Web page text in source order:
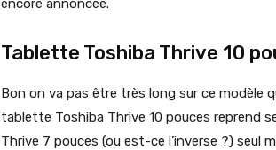
encore annoncée.
Tablette Toshiba Thrive 10
Bon on va pas être très long sur ce modèle
tablette Toshiba Thrive 10 pouces reprend
Thrive 7 pouces (ou est-ce l’inverse ?) seul